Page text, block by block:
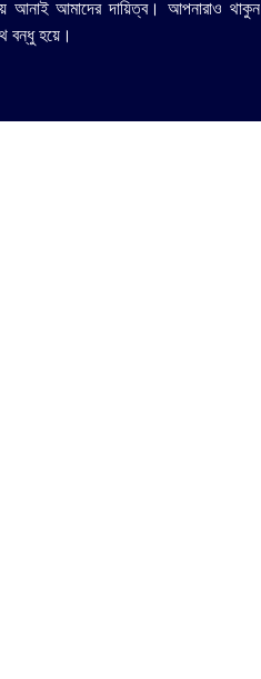
আনাই আমাদের দায়িত্ব। আপনারাও থাকুন
বন্ধু হয়ে।